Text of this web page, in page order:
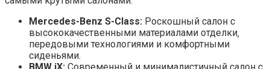
Mercedes-Benz S-Class: Роскошный салон с
высококачественными материалами отделки‚
передовыми технологиями и комфортными
сиденьями.